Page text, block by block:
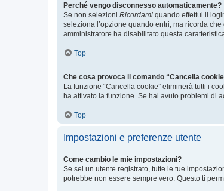
Perché vengo disconnesso automaticamente?
Se non selezioni Ricordami quando effettui il
seleziona l’opzione quando entri, ma ricorda
amministratore ha disabilitato questa
Top
Che cosa provoca il comando “Cancella
La funzione “Cancella cookie” eliminerà tutti i
ha attivato la funzione. Se hai avuto problemi di
Top
Impostazioni e preferenze utente
Come cambio le mie impostazioni?
Se sei un utente registrato, tutte le tue
potrebbe non essere sempre vero. Questo ti